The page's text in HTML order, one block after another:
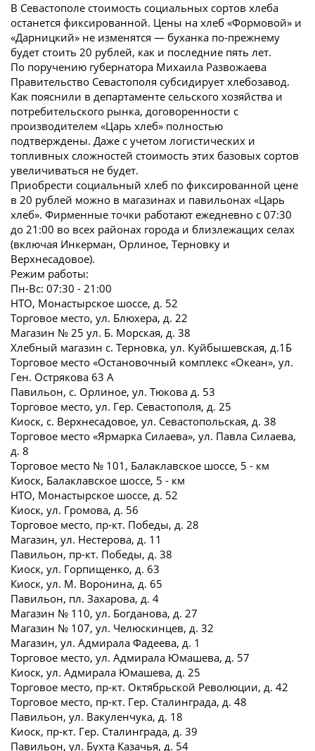
В Севастополе стоимость социальных сортов хлеба
останется фиксированной. Цены на хлеб «Формовой» и
«Дарницкий» не изменятся — буханка по-прежнему
будет стоить 20 рублей, как и последние пять лет.
По поручению губернатора Михаила Развожаева
Правительство Севастополя субсидирует хлебозавод.
Как пояснили в департаменте сельского хозяйства и
потребительского рынка, договоренности с
производителем «Царь хлеб» полностью
подтверждены. Даже с учетом логистических и
топливных сложностей стоимость этих базовых сортов
увеличиваться не будет.
Приобрести социальный хлеб по фиксированной цене
в 20 рублей можно в магазинах и павильонах «Царь
хлеб». Фирменные точки работают ежедневно с 07:30
до 21:00 во всех районах города и близлежащих селах
(включая Инкерман, Орлиное, Терновку и
Верхнесадовое).
Режим работы:
Пн-Вс: 07:30 - 21:00
НТО, Монастырское шоссе, д. 52
Торговое место, ул. Блюхера, д. 22
Магазин № 25 ул. Б. Морская, д. 38
Хлебный магазин с. Терновка, ул. Куйбышевская, д.1Б
Торговое место «Остановочный комплекс «Океан», ул.
Ген. Острякова 63 А
Павильон, с. Орлиное, ул. Тюкова д. 53
Торговое место, ул. Гер. Севастополя, д. 25
Киоск, с. Верхнесадовое, ул. Севастопольская, д. 38
Торговое место «Ярмарка Силаева», ул. Павла Силаева,
д. 8
Торговое место № 101, Балаклавское шоссе, 5 - км
Киоск, Балаклавское шоссе, 5 - км
НТО, Монастырское шоссе, д. 52
Киоск, ул. Громова, д. 56
Торговое место, пр-кт. Победы, д. 28
Магазин, ул. Нестерова, д. 11
Павильон, пр-кт. Победы, д. 38
Киоск, ул. Горпищенко, д. 63
Киоск, ул. М. Воронина, д. 65
Павильон, пл. Захарова, д. 4
Магазин № 110, ул. Богданова, д. 27
Магазин № 107, ул. Челюскинцев, д. 32
Магазин, ул. Адмирала Фадеева, д. 1
Торговое место, ул. Адмирала Юмашева, д. 57
Киоск, ул. Адмирала Юмашева, д. 25
Торговое место, пр-кт. Октябрьской Революции, д. 42
Торговое место, пр-кт. Гер. Сталинграда, д. 48
Павильон, ул. Вакуленчука, д. 18
Киоск, пр-кт. Гер. Сталинграда, д. 39
Павильон, ул. Бухта Казачья, д. 54